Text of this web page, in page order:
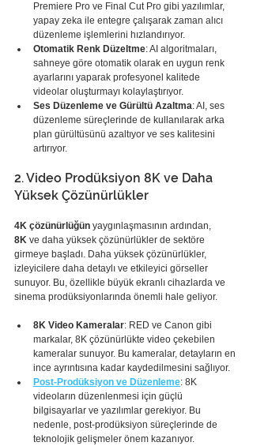
Premiere Pro ve Final Cut Pro gibi yazılımlar,
yapay zeka ile entegre çalışarak zaman alıcı
düzenleme işlemlerini hızlandırıyor.
Otomatik Renk Düzeltme: AI algoritmaları,
sahneye göre otomatik olarak en uygun renk
ayarlarını yaparak profesyonel kalitede
videolar oluşturmayı kolaylaştırıyor.
Ses Düzenleme ve Gürültü Azaltma: AI, ses
düzenleme süreçlerinde de kullanılarak arka
plan gürültüsünü azaltıyor ve ses kalitesini
artırıyor.
2. Video Prodüksiyon 8K ve Daha
Yüksek Çözünürlükler
4K çözünürlüğün yaygınlaşmasının ardından,
8K ve daha yüksek çözünürlükler de sektöre
girmeye başladı. Daha yüksek çözünürlükler,
izleyicilere daha detaylı ve etkileyici görseller
sunuyor. Bu, özellikle büyük ekranlı cihazlarda ve
sinema prodüksiyonlarında önemli hale geliyor.
8K Video Kameralar: RED ve Canon gibi
markalar, 8K çözünürlükte video çekebilen
kameralar sunuyor. Bu kameralar, detayların en
ince ayrıntısına kadar kaydedilmesini sağlıyor.
Post-Prodüksiyon ve Düzenleme: 8K
videoların düzenlenmesi için güçlü
bilgisayarlar ve yazılımlar gerekiyor. Bu
nedenle, post-prodüksiyon süreçlerinde de
teknolojik gelişmeler önem kazanıyor.